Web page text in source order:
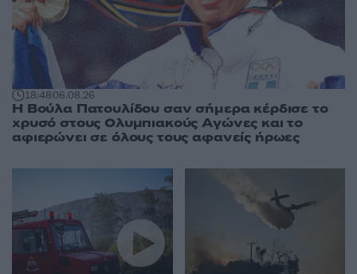
18:4806.08.26
Η Βούλα Πατουλίδου σαν σήμερα κέρδισε το
χρυσό στους Ολυμπιακούς Αγώνες και το
αφιερώνει σε όλους τους αφανείς ήρωες